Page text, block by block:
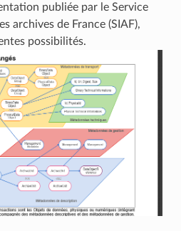
publiée par le Service
archives de France (SIAF),
possibilités.